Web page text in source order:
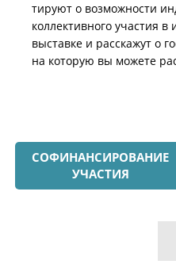
ти­руют о возможности
коллектив­ного участия
выставке и расскажут о
на которую вы можете
СОФИНАНСИРОВАНИЕ
УЧАСТИЯ